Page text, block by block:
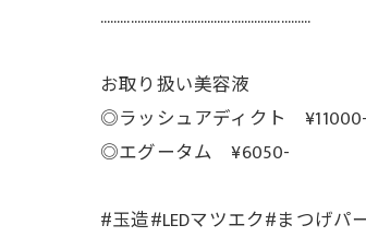
………………………………………………………
お取り扱い美容液
◎ラッシュアディクト ¥11000-
◎エグータム ¥6050-
#玉造#LEDマツエク#まつげパ